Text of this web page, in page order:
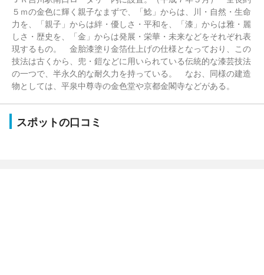
５ｍの金色に輝く親子なまずで、「鯰」からは、川・自然・生命
力を、「親子」からは絆・優しさ・平和を、「漆」からは雅・麗
しさ・歴史を、「金」からは発展・栄華・未来などをそれぞれ表
現するもの。 金胎漆塗り金箔仕上げの仕様となっており、この
技法は古くから、兜・鎧などに用いられている伝統的な漆芸技法
の一つで、半永久的な耐久力を持っている。 なお、同様の建造
物としては、平泉中尊寺の金色堂や京都金閣寺などがある。
スポットの口コミ